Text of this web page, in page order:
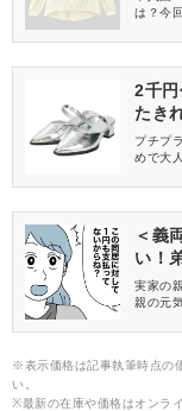
は？今
購入で
2千
たき
プチプ
めで大
代のパ
＜義
い！
実家の
親の元
※表示価格は記事執筆時点の
い。
※最新の在庫や価格はオンラ